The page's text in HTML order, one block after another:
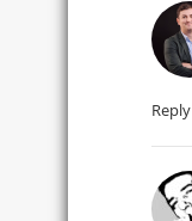
Reply